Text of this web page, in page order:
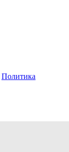
Политика